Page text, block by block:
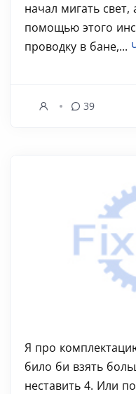
начал мигать
помощью этого
проводку в бане,...
39
Я про
било би взять
неставить 4. Или